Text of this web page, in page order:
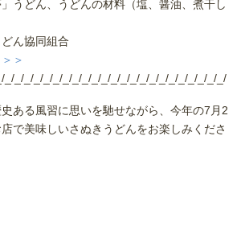
うどん、うどんの材料（塩、醤油、煮干し
ん協同組合
＞
_/_/_/_/_/_/_/_/_/_/_/_/_/_/_/_/_/_/_/_/_/_/_/
ある風習に思いを馳せながら、今年の7月2
で美味しいさぬきうどんをお楽しみくださ